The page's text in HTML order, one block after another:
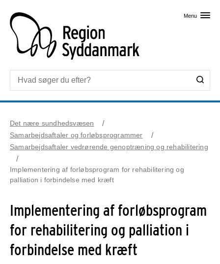
Menu
Det nære sundhedsvæsen
Samarbejdsaftaler og forløbsprogrammer
Samarbejdsaftaler vedrørende genoptræning og rehabilitering
Implementering af forløbsprogram for rehabilitering og
palliation i forbindelse med kræft
Implementering af forløbsprogram
for rehabilitering og palliation i
forbindelse med kræft